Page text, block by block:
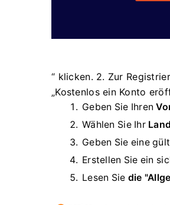
“ klicken. 2. Zur
„Kostenlos ein Konto
Geben Sie Ihren
Wählen Sie Ihr Land
Geben Sie eine
Erstellen Sie ein
Lesen Sie die